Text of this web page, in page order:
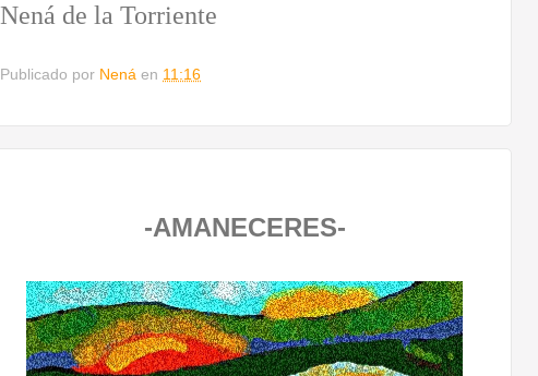
Nená de la Torriente
Publicado por Nená en 11:16
-AMANECERES-